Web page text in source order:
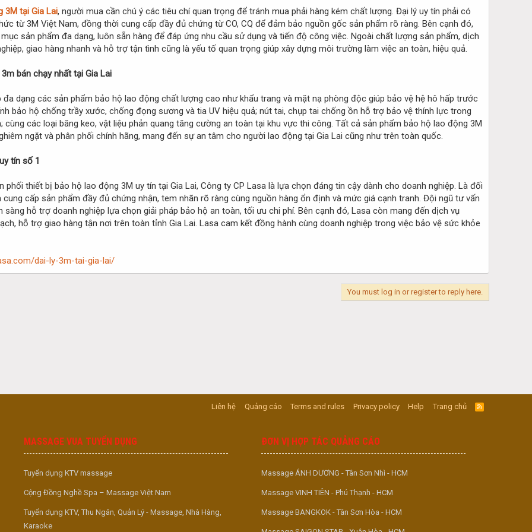
3M tại Gia Lai, người mua cần chú ý các tiêu chí quan trọng để tránh mua phải hàng kém chất lượng. Đại lý uy tín phải có
từ 3M Việt Nam, đồng thời cung cấp đầy đủ chứng từ CO, CQ để đảm bảo nguồn gốc sản phẩm rõ ràng. Bên cạnh đó,
sản phẩm đa dạng, luôn sẵn hàng để đáp ứng nhu cầu sử dụng và tiến độ công việc. Ngoài chất lượng sản phẩm, dịch
giao hàng nhanh và hỗ trợ tận tình cũng là yếu tố quan trọng giúp xây dựng môi trường làm việc an toàn, hiệu quả.
bán chạy nhất tại Gia Lai
đa dạng các sản phẩm bảo hộ lao động chất lượng cao như khẩu trang và mặt nạ phòng độc giúp bảo vệ hệ hô hấp trước
bảo hộ chống trầy xước, chống đọng sương và tia UV hiệu quả; nút tai, chụp tai chống ồn hỗ trợ bảo vệ thính lực trong
các loại băng keo, vật liệu phản quang tăng cường an toàn tại khu vực thi công. Tất cả sản phẩm bảo hộ lao động 3M
ngặt và phân phối chính hãng, mang đến sự an tâm cho người lao động tại Gia Lai cũng như trên toàn quốc.
tín số 1
phối thiết bị bảo hộ lao động 3M uy tín tại Gia Lai, Công ty CP Lasa là lựa chọn đáng tin cậy dành cho doanh nghiệp. Là đối
cấp sản phẩm đầy đủ chứng nhận, tem nhãn rõ ràng cùng nguồn hàng ổn định và mức giá cạnh tranh. Đội ngũ tư vấn
hỗ trợ doanh nghiệp lựa chọn giải pháp bảo hộ an toàn, tối ưu chi phí. Bên cạnh đó, Lasa còn mang đến dịch vụ
hỗ trợ giao hàng tận nơi trên toàn tỉnh Gia Lai. Lasa cam kết đồng hành cùng doanh nghiệp trong việc bảo vệ sức khỏe
dai-ly-3m-tai-gia-lai/
You must log in or register to reply here.
Liên hệ Quảng cáo Terms and rules Privacy policy Help Trang chủ
R
S
MASSAGE VUA TUYỂN DỤNG
Tuyển dụng KTV massage
Cộng Đồng Nghề Spa – Massage Việt Nam
Tuyển dụng KTV, Thu Ngân, Quản Lý - Massage, Nhà Hàng,
Karaoke
ĐƠN VỊ HỢP TÁC QUẢNG CÁO
Massage ÁNH DƯƠNG - Tân Sơn Nhì - HCM
Massage VINH TIÊN - Phú Thạnh - HCM
Massage BANGKOK - Tân Sơn Hòa - HCM